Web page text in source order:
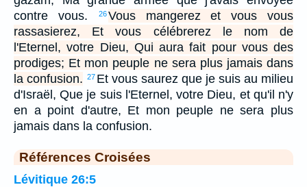
contre vous.
26Vous mangerez et vous vous
rassasierez, Et vous célébrerez le nom de
l'Eternel, votre Dieu, Qui aura fait pour vous des
prodiges; Et mon peuple ne sera plus jamais dans
la confusion. 27 Et vous saurez que je suis au milieu
d'Israël, Que je suis l'Eternel, votre Dieu, et qu'il n'y
en a point d'autre, Et mon peuple ne sera plus
jamais dans la confusion.
Références Croisées
Lévitique 26:5